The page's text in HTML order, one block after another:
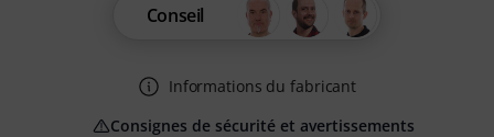
Conseil
Informations du fabricant
Consignes de sécurité et avertissements